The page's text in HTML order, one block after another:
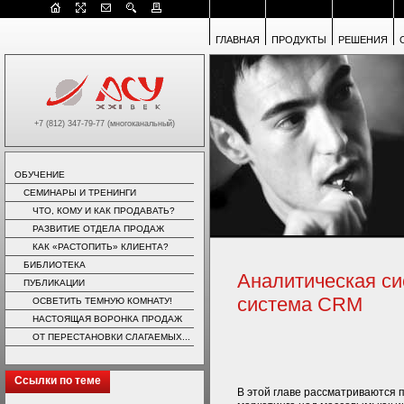
ГЛАВНАЯ ПРОДУКТЫ РЕШЕНИЯ
+7 (812) 347-79-77 (многоканальный)
ОБУЧЕНИЕ
СЕМИНАРЫ И ТРЕНИНГИ
ЧТО, КОМУ И КАК ПРОДАВАТЬ?
РАЗВИТИЕ ОТДЕЛА ПРОДАЖ
КАК «РАСТОПИТЬ» КЛИЕНТА?
БИБЛИОТЕКА
ПУБЛИКАЦИИ
ОСВЕТИТЬ ТЕМНУЮ КОМНАТУ!
НАСТОЯЩАЯ ВОРОНКА ПРОДАЖ
ОТ ПЕРЕСТАНОВКИ СЛАГАЕМЫХ...
Ссылки по теме
Аналитическая
система CRM
В этой главе рассматриваются